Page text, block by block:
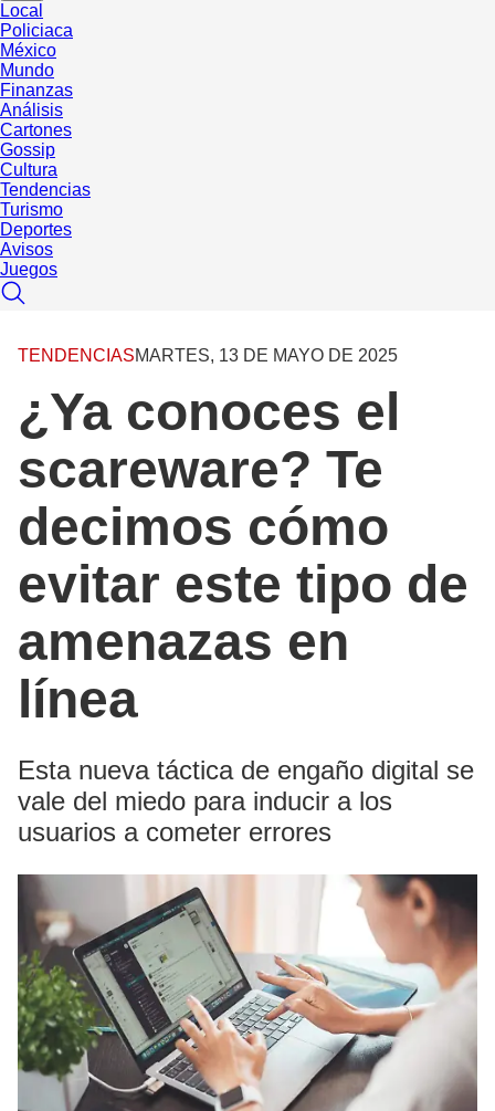
Local
Policiaca
México
Mundo
Finanzas
Análisis
Cartones
Gossip
Cultura
Tendencias
Turismo
Deportes
Avisos
Juegos
TENDENCIASMARTES, 13 DE MAYO DE 2025
¿Ya conoces el
scareware? Te
decimos cómo
evitar este tipo de
amenazas en
línea
Esta nueva táctica de engaño digital se
vale del miedo para inducir a los
usuarios a cometer errores